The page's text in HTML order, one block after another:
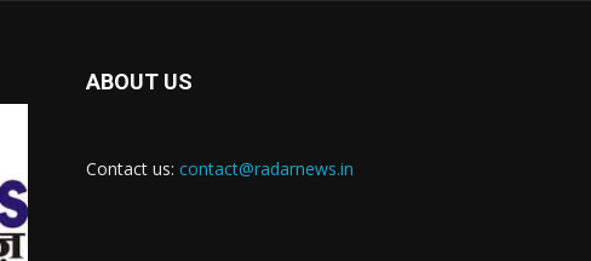
ABOUT US
Contact us: contact@radarnews.in